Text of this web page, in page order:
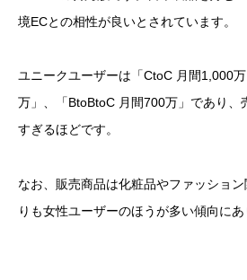
境ECとの相性が良いとされています。
ユニークユーザーは「CtoC 月間1,000
万」、「BtoBtoC 月間700万」であり、
すぎるほどです。
なお、販売商品は化粧品やファッショ
りも女性ユーザーのほうが多い傾向にあ